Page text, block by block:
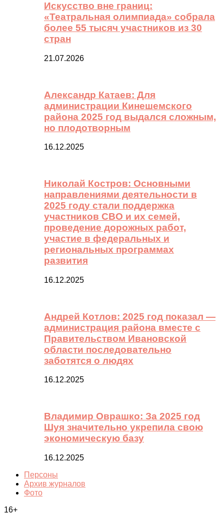
Искусство вне границ:
«Театральная олимпиада» собрала
более 55 тысяч участников из 30
стран
21.07.2026
Александр Катаев: Для
администрации Кинешемского
района 2025 год выдался сложным,
но плодотворным
16.12.2025
Николай Костров: Основными
направлениями деятельности в
2025 году стали поддержка
участников СВО и их семей,
проведение дорожных работ,
участие в федеральных и
региональных программах
развития
16.12.2025
Андрей Котлов: 2025 год показал —
администрация района вместе с
Правительством Ивановской
области последовательно
заботятся о людях
16.12.2025
Владимир Оврашко: За 2025 год
Шуя значительно укрепила свою
экономическую базу
16.12.2025
Персоны
Архив журналов
Фото
16+